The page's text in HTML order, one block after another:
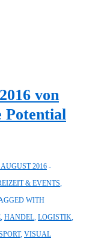
von
Potential
AUGUST 2016
& EVENTS
WITH
HANDEL LOGISTIK
, VISUAL